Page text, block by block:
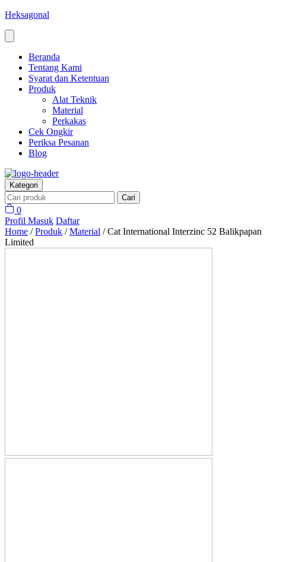
Heksagonal
Beranda
Tentang Kami
Syarat dan Ketentuan
Produk
Alat Teknik
Material
Perkakas
Cek Ongkir
Periksa Pesanan
Blog
Kategori
Cari
0
Profil Masuk Daftar
Home /Produk /Material /Cat International Interzinc 52 Balikpapan
Limited